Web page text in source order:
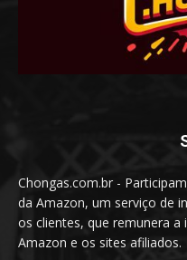
Chongas.com.br -
da Amazon, um serviço de
os clientes, que remunera a
Amazon e os sites afiliados.